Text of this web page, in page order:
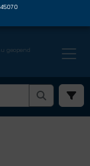
geopend